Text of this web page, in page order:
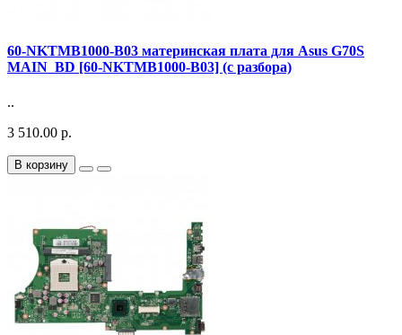
60-NKTMB1000-B03 материнская плата для Asus G70S
MAIN_BD [60-NKTMB1000-B03] (с разбора)
..
3 510.00 р.
В корзину